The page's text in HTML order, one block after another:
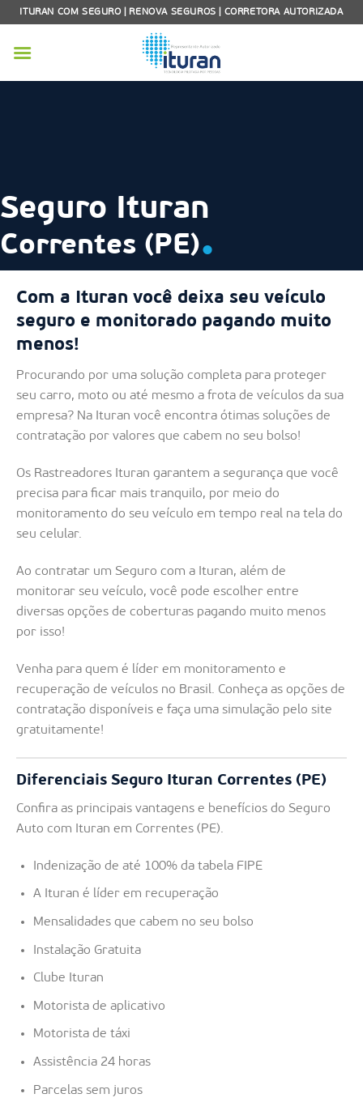
Skip
content
ITURAN COM SEGURO | RENOVA SEGUROS | CORRETORA AUTORIZADA
Seguro Ituran
Correntes (PE).
Com a Ituran você deixa seu veículo
seguro e monitorado pagando muito
menos!
Procurando por uma solução completa para proteger
seu carro, moto ou até mesmo a frota de veículos da sua
empresa? Na Ituran você encontra ótimas soluções de
contratação por valores que cabem no seu bolso!
Os Rastreadores Ituran garantem a segurança que você
precisa para ficar mais tranquilo, por meio do
monitoramento do seu veículo em tempo real na tela do
seu celular.
Ao contratar um Seguro com a Ituran, além de
monitorar seu veículo, você pode escolher entre
diversas opções de coberturas pagando muito menos
por isso!
Venha para quem é líder em monitoramento e
recuperação de veículos no Brasil. Conheça as opções de
contratação disponíveis e faça uma simulação pelo site
gratuitamente!
Diferenciais Seguro Ituran Correntes (PE)
Confira as principais vantagens e benefícios do Seguro
Auto com Ituran em Correntes (PE).
Indenização de até 100% da tabela FIPE
A Ituran é líder em recuperação
Mensalidades que cabem no seu bolso
Instalação Gratuita
Clube Ituran
Motorista de aplicativo
Motorista de táxi
Assistência 24 horas
Parcelas sem juros